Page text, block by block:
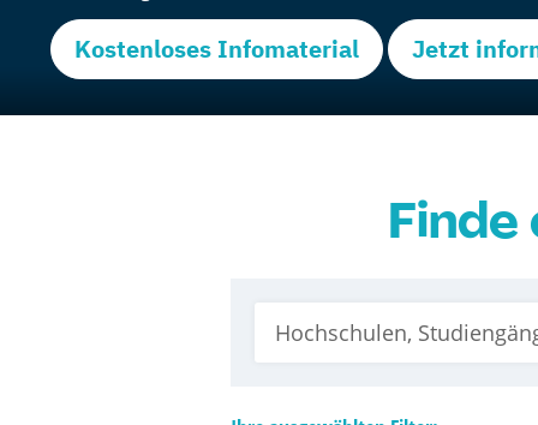
Kostenloses Infomaterial Jetzt